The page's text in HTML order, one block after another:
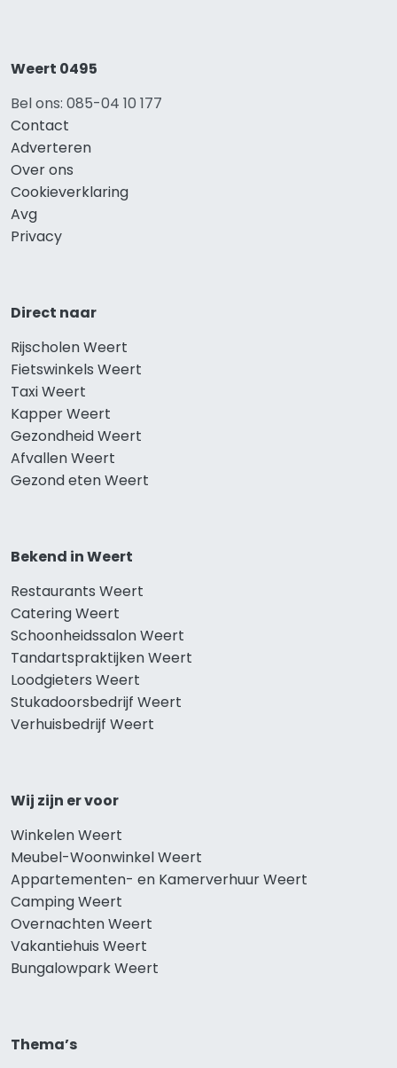
Weert 0495
Bel ons: 085-04 10 177
Contact
Adverteren
Over ons
Cookieverklaring
Avg
Privacy
Direct naar
Rijscholen Weert
Fietswinkels Weert
Taxi Weert
Kapper Weert
Gezondheid Weert
Afvallen Weert
Gezond eten Weert
Bekend in Weert
Restaurants Weert
Catering Weert
Schoonheidssalon Weert
Tandartspraktijken Weert
Loodgieters Weert
Stukadoorsbedrijf Weert
Verhuisbedrijf Weert
Wij zijn er voor
Winkelen Weert
Meubel-Woonwinkel Weert
Appartementen- en Kamerverhuur Weert
Camping Weert
Overnachten Weert
Vakantiehuis Weert
Bungalowpark Weert
Thema’s